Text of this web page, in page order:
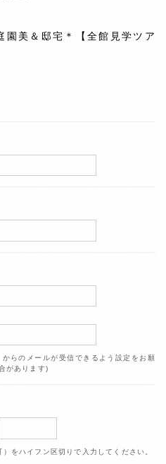
園美＆邸宅＊【全館見学ツア
らのメールが受信できるよう設定をお願
があります)
をハイフン区切りで入力してください。